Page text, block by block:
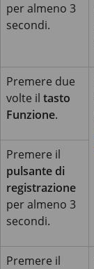
per almeno 3
secondi.
Premere due
volte il tasto
Funzione.
Premere il
pulsante di
registrazione
per almeno 3
secondi.
Premere il